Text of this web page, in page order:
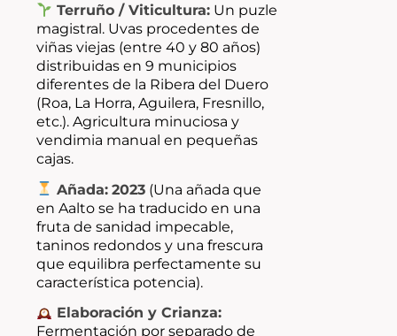
Terruño / Viticultura:Un puzle
magistral. Uvas procedentes de
viñas viejas (entre 40 y 80 años)
distribuidas en 9 municipios
diferentes de la Ribera del Duero
(Roa, La Horra, Aguilera, Fresnillo,
etc.). Agricultura minuciosa y
vendimia manual en pequeñas
cajas.
Añada: 2023(Una añada que
en Aalto se ha traducido en una
fruta de sanidad impecable,
taninos redondos y una frescura
que equilibra perfectamente su
característica potencia).
Elaboración y Crianza:
Fermentación por separado de